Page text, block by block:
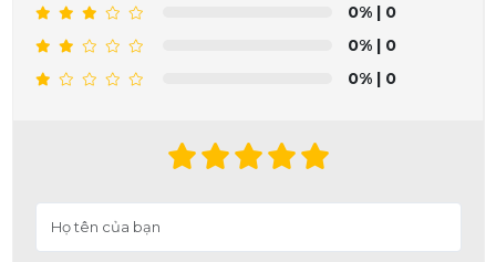
0% | 0
0% | 0
0% | 0